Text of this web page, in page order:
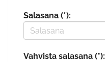
Salasana (*):
Vahvista salasana (*):